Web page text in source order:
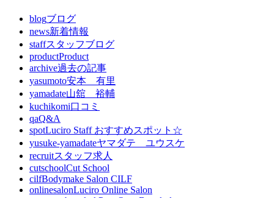
blogブログ
news新着情報
staffスタッフブログ
productProduct
archive過去の記事
yasumoto安本 有里
yamadate山舘 裕輔
kuchikomi口コミ
qaQ&A
spotLuciro Staff おすすめスポット☆
yusuke-yamadateヤマダテ ユウスケ
recruitスタッフ求人
cutschoolCut School
cilfBodymake Salon CILF
onlinesalonLuciro Online Salon